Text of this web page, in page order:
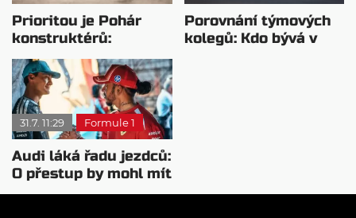
Prioritou je Pohár
konstruktérů:
Mercedesu je jedno,
kdo zvítězí
Porovnání týmových
kolegů: Kdo bývá v
31.7. 11:29 Formule 1
Audi láká řadu jezdců:
O přestup by mohl mít
zájem i Russell